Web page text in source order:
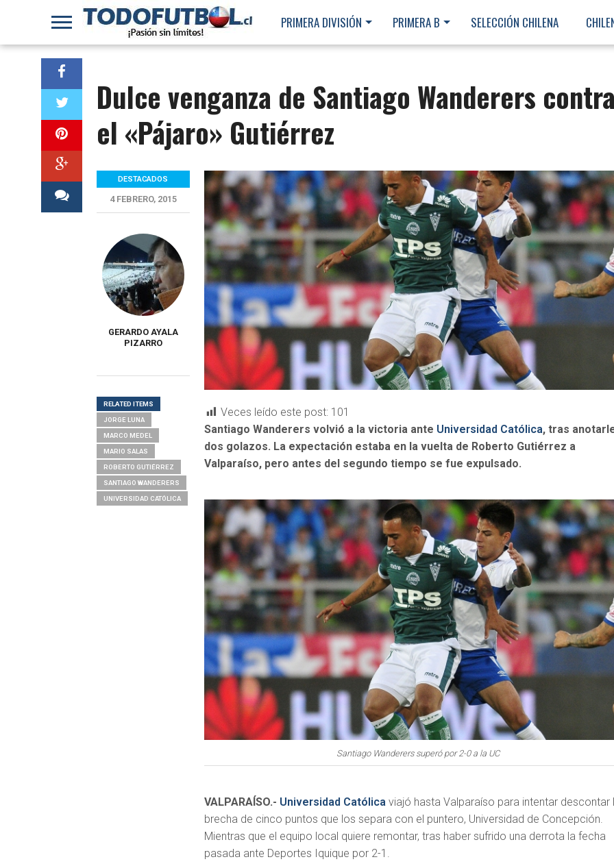
PRIMERA DIVISIÓN PRIMERA B SELECCIÓN CHILENA
Dulce venganza de Santiago Wanderers
el «Pájaro» Gutiérrez
Veces leído este post: 101
Santiago Wanderers volvió a la victoria ante Universidad Católica, tras
dos golazos. La expectación estaba en la vuelta de Roberto Gutiérrez a
Valparaíso, pero antes del segundo tiempo se fue expulsado.
Santiago Wanderers superó por 2-0 a la UC
VALPARAÍSO.- Universidad Católica viajó hasta Valparaíso para intentar descontar
brecha de cinco puntos que los separa con el puntero, Universidad de Concepción.
Mientras que el equipo local quiere remontar, tras haber sufrido una derrota la fecha
pasada ante Deportes Iquique por 2-1.
DESTACADOS
4 FEBRERO, 2015
GERARDO AYALA
PIZARRO
RELATED ITEMS
JORGE LUNA
MARCO MEDEL
MARIO SALAS
ROBERTO GUTIÉRREZ
SANTIAGO WANDERERS
UNIVERSIDAD CATÓLICA